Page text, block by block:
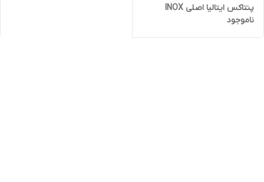
پنتاکس ایتالیا اصلی INOX
100N/60 | پمپ یک اسب خانگی
مخصوص آب شور و دریا
ناموجود